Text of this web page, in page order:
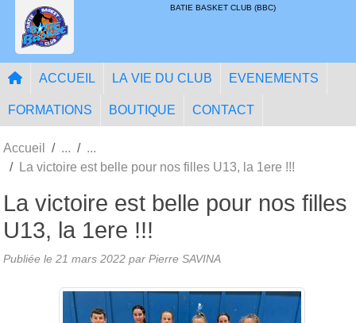
BATIE BASKET CLUB (BBC)
ACCUEIL LA VIE DU CLUB EVENEMENTS
FORMATIONS BOUTIQUE CONTACT
Accueil
La victoire est belle pour nos filles U13, la 1ere !!!
La victoire est belle pour nos filles
U13, la 1ere !!!
Publiée le 21 mars 2022 par Pierre SAVINA
Panneau de gestion des cookies